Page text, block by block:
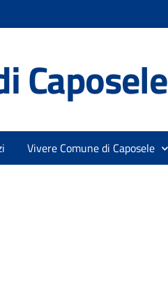
Caposele
Vivere Comune di Caposele